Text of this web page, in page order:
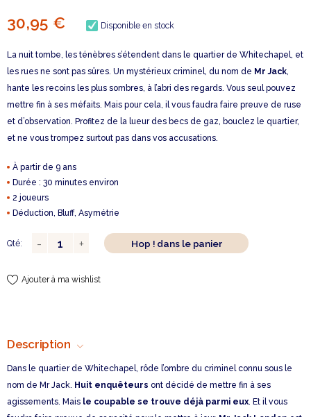
30,95 € Disponible en stock
La nuit tombe, les ténèbres s’étendent dans le quartier de Whitechapel, et
les rues ne sont pas sûres. Un mystérieux criminel, du nom de Mr Jack,
hante les recoins les plus sombres, à l’abri des regards. Vous seul pouvez
mettre fin à ses méfaits. Mais pour cela, il vous faudra faire preuve de ruse
et d’observation. Profitez de la lueur des becs de gaz, bouclez le quartier,
et ne vous trompez surtout pas dans vos accusations.
À partir de 9 ans
Durée : 30 minutes environ
2 joueurs
Déduction, Bluff, Asymétrie
Qté: Hop ! dans le panier
Ajouter à ma wishlist
Description
Dans le quartier de Whitechapel, rôde l’ombre du criminel connu sous le
nom de Mr Jack. Huit enquêteurs ont décidé de mettre fin à ses
agissements. Mais le coupable se trouve déjà parmi eux. Et il vous